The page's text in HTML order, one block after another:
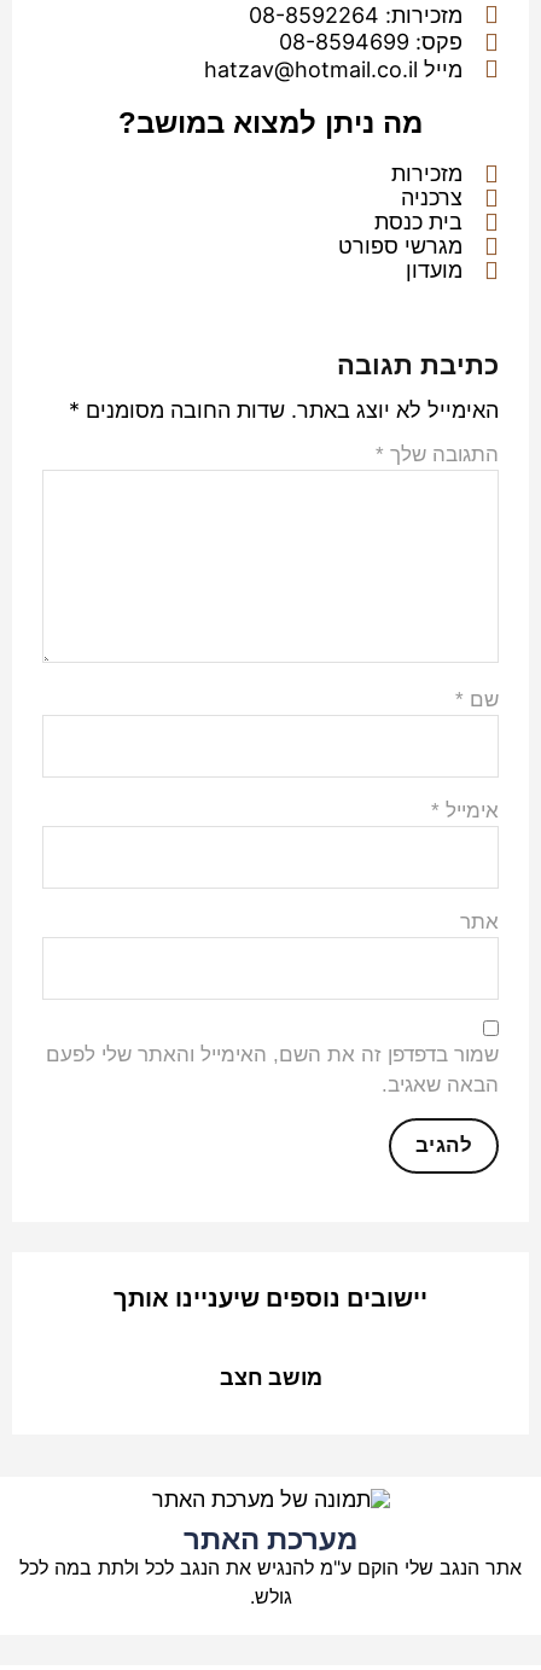
מזכירות: 08-8592264
פקס: 08-8594699
מייל hatzav@hotmail.co.il
מה ניתן למצוא במושב?
מזכירות
צרכניה
בית כנסת
מגרשי ספורט
מועדון
כתיבת תגובה
האימייל לא יוצג באתר. שדות החובה מסומנים *
התגובה שלך *
שם *
אימייל *
אתר
שמור בדפדפן זה את השם, האימייל והאתר שלי לפעם
הבאה שאגיב.
יישובים נוספים שיעניינו אותך
מושב חצב
מערכת האתר
אתר הנגב שלי הוקם ע"מ להנגיש את הנגב לכל ולתת במה לכל
גולש.